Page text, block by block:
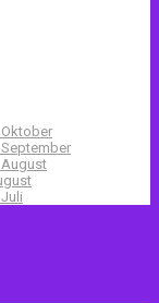
August